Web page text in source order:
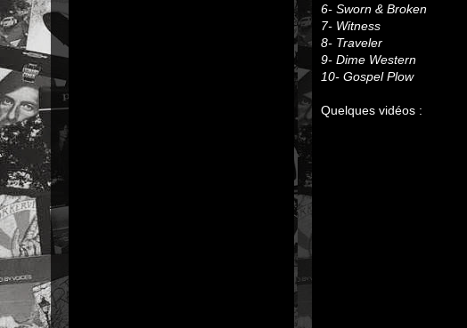
6- Sworn & Broken
7- Witness
8- Traveler
9- Dime Western
10- Gospel Plow
Quelques vidéos :